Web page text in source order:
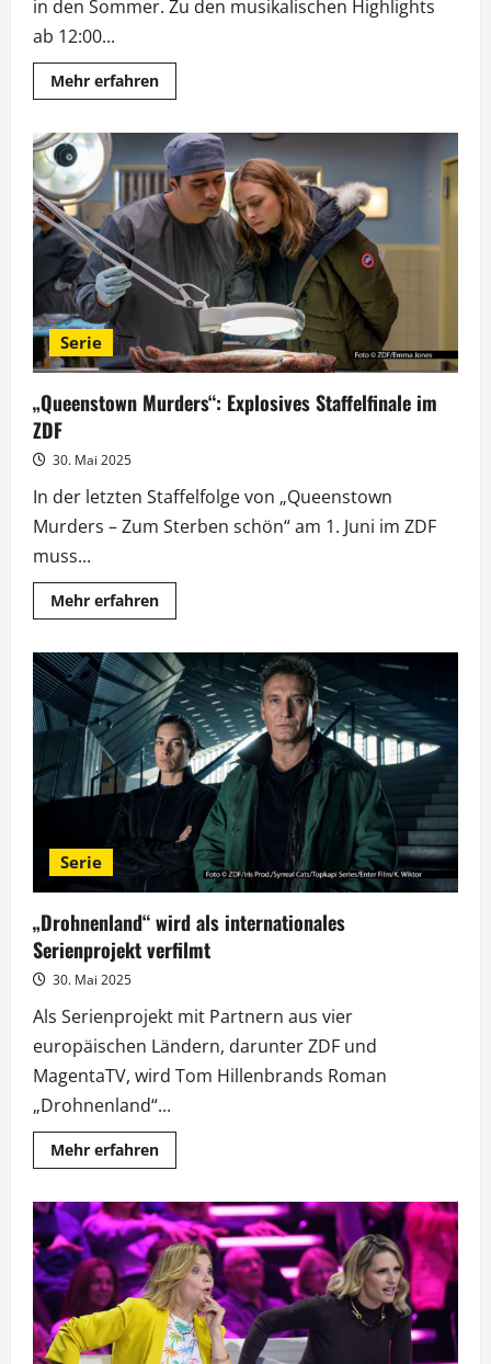
in den Sommer. Zu den musikalischen Highlights
ab 12:00...
Mehr erfahrenMehr
Informationen
Fernsehgarten“
feiert
den
Sommeranfang
Serie
„Queenstown Murders“: Explosives Staffelfinale im
ZDF
30. Mai 2025
In der letzten Staffelfolge von „Queenstown
Murders – Zum Sterben schön“ am 1. Juni im ZDF
muss...
Mehr erfahrenMehr
Informationen
Murders“:
Explosives
Staffelfinale
im
ZDF
Serie
„Drohnenland“ wird als internationales
Serienprojekt verfilmt
30. Mai 2025
Als Serienprojekt mit Partnern aus vier
europäischen Ländern, darunter ZDF und
MagentaTV, wird Tom Hillenbrands Roman
„Drohnenland“...
Mehr erfahrenMehr
Informationen
wird
als
internationales
Serienprojekt
verfilmt